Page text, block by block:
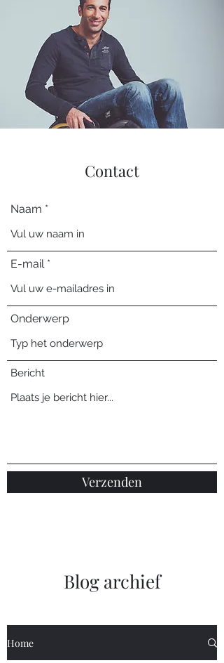
Contact
Naam
E-mail
Onderwerp
Bericht
Verzenden
Blog archief
Home